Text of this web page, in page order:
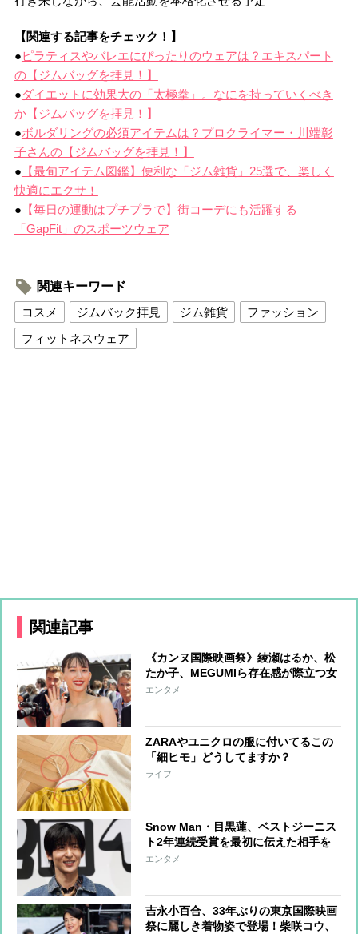
【関連する記事をチェック！】
●ピラティスやバレエにぴったりのウェアは？エキスパート
の【ジムバッグを拝見！】
●ダイエットに効果大の「太極拳」。なにを持っていくべき
か【ジムバッグを拝見！】
●ボルダリングの必須アイテムは？プロクライマー・川端彰
子さんの【ジムバッグを拝見！】
● 【最旬アイテム図鑑】便利な「ジム雑貨」25選で、楽しく
快適にエクサ！
● 【毎日の運動はプチプラで】街コーデにも活躍する
「GapFit」のスポーツウェア
関連キーワード
コスメ
ジムバック拝見 ジム雑貨
ファッション
フィットネスウェア
関連記事
《カンヌ国際映画祭》綾瀬はるか、松
たか子、MEGUMIら存在感が際立つ女
優たちのファッションをチェック
エンタメ
ZARAやユニクロの服に付いてるこの
「細ヒモ」どうしてますか？
ライフ
Snow Man・目黒蓮、ベストジーニス
ト2年連続受賞を最初に伝えた相手を
告白「喜んでくれていました」
エンタメ
吉永小百合、33年ぶりの東京国際映画
祭に麗しき着物姿で登場！柴咲コウ、